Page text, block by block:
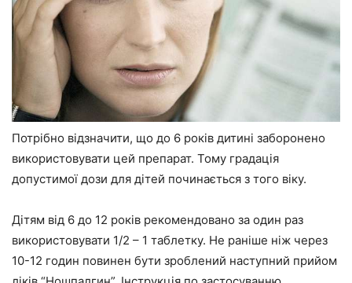
Потрібно відзначити, що до 6 років дитині заборонено
використовувати цей препарат. Тому градація
допустимої дози для дітей починається з того віку.
Дітям від 6 до 12 років рекомендовано за один раз
використовувати 1/2 – 1 таблетку. Не раніше ніж через
10-12 годин повинен бути зроблений наступний прийом